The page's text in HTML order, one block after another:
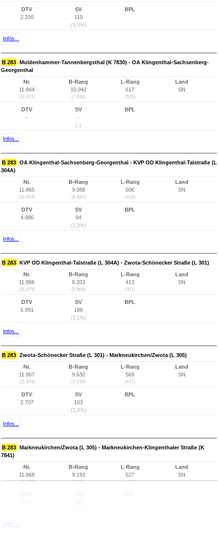
DTV
2.200
SV
110
(5,0%)
BPL
Infos...
B 283 Muldenhammer-Tannenbergsthal (K 7830) - OA Klingenthal-Sachsenberg-
Georgenthal
Nr.
11.864
(11.873)
B-Rang
10.042
(7.638)
L-Rang
617
(525)
Land
SN
DTV
-
SV
-
(-)
BPL
Infos...
B 283 OA Klingenthal-Sachsenberg-Georgenthal - KVP OD Klingenthal-Talstraße (L
304A)
Nr.
11.865
(11.874)
B-Rang
9.088
(6.687)
L-Rang
506
(414)
Land
SN
DTV
4.086
SV
94
(2,3%)
BPL
Infos...
B 283 KVP OD Klingenthal-Talstraße (L 304A) - Zwota-Schönecker Straße (L 301)
Nr.
11.866
(11.875)
B-Rang
8.203
(5.804)
L-Rang
413
(321)
Land
SN
DTV
5.991
SV
186
(3,1%)
BPL
Infos...
B 283 Zwota-Schönecker Straße (L 301) - Markneukirchen/Zwota (L 305)
Nr.
11.867
(11.876)
B-Rang
9.632
(7.230)
L-Rang
569
(477)
Land
SN
DTV
2.707
SV
103
(3,8%)
BPL
Infos...
B 283 Markneukirchen/Zwota (L 305) - Markneukirchen-Klingenthaler Straße (K
7841)
Nr.
11.868
(11.877)
B-Rang
9.193
(6.791)
L-Rang
527
(435)
Land
SN
Infos...